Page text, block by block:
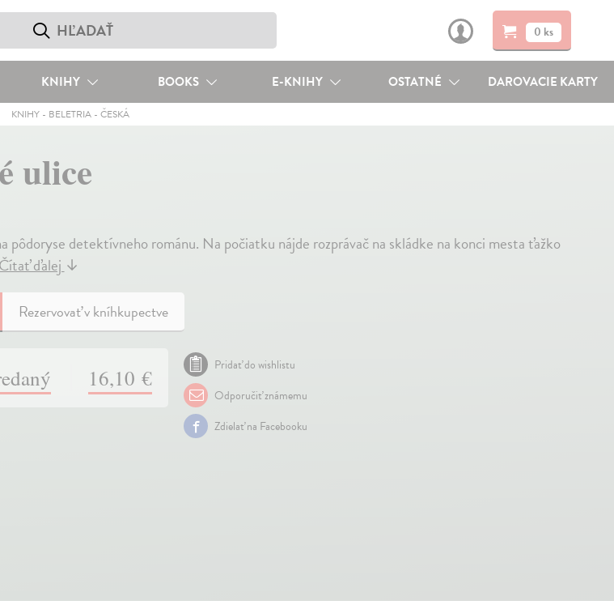
0 ks
KNIHY BOOKS E-KNIHY OSTATNÉ DAROVACIE KARTY
KNIHY- BELETRIA- ČESKÁ
ulice
pôdoryse detektívneho románu. Na počiatku nájde rozprávač na skládke na konci mesta ťažko
ďalej↓
Rezervovať v kníhkupectve
16,10 €
Pridať do wishlistu
Odporučiť známemu
Zdielať na Facebooku